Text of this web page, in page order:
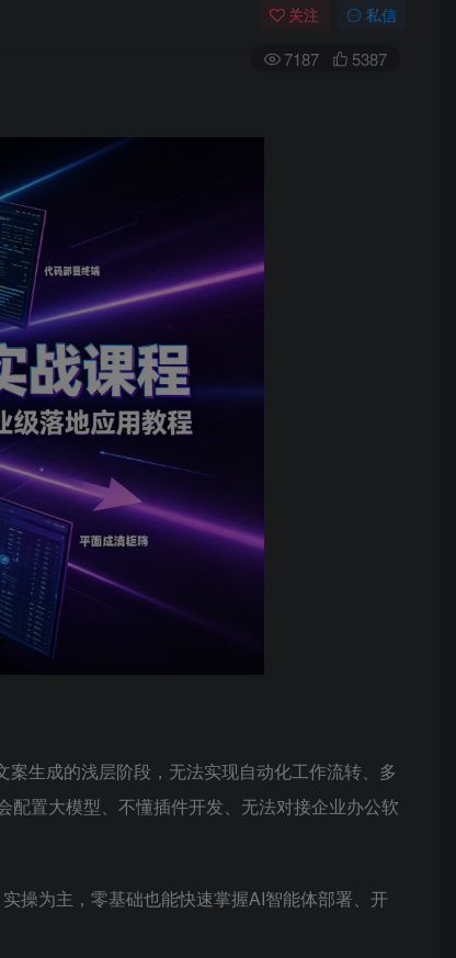
关注 私信
7187 5387
生成的浅层阶段，无法实现自动化工作流转、多
置大模型、不懂插件开发、无法对接企业办公软
操为主，零基础也能快速掌握AI智能体部署、开